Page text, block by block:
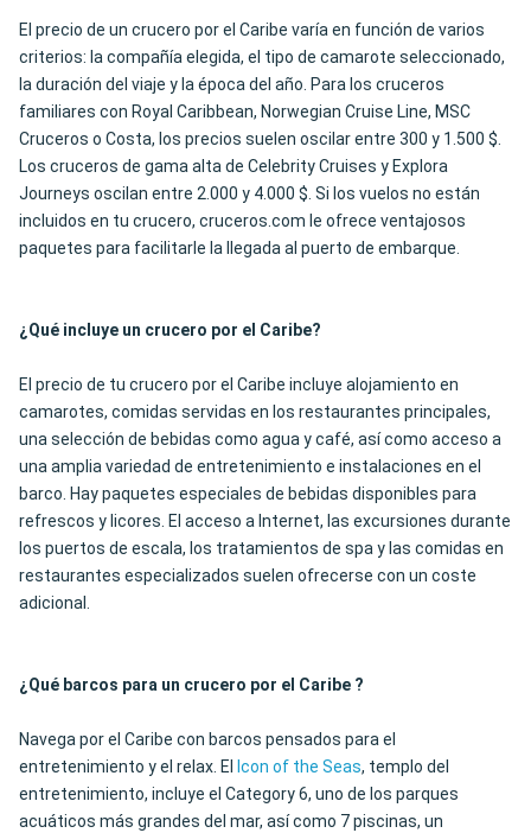
El precio de un crucero por el Caribe varía en función de varios
criterios: la compañía elegida, el tipo de camarote seleccionado,
la duración del viaje y la época del año. Para los cruceros
familiares con Royal Caribbean, Norwegian Cruise Line, MSC
Cruceros o Costa, los precios suelen oscilar entre 300 y 1.500 $.
Los cruceros de gama alta de Celebrity Cruises y Explora
Journeys oscilan entre 2.000 y 4.000 $. Si los vuelos no están
incluidos en tu crucero, cruceros.com le ofrece ventajosos
paquetes para facilitarle la llegada al puerto de embarque.
¿Qué incluye un crucero por el Caribe?
El precio de tu crucero por el Caribe incluye alojamiento en
camarotes, comidas servidas en los restaurantes principales,
una selección de bebidas como agua y café, así como acceso a
una amplia variedad de entretenimiento e instalaciones en el
barco. Hay paquetes especiales de bebidas disponibles para
refrescos y licores. El acceso a Internet, las excursiones durante
los puertos de escala, los tratamientos de spa y las comidas en
restaurantes especializados suelen ofrecerse con un coste
adicional.
¿Qué barcos para un crucero por el Caribe ?
Navega por el Caribe con barcos pensados para el
entretenimiento y el relax. El
Icon of the Seas, templo del
entretenimiento, incluye el Category 6, uno de los parques
acuáticos más grandes del mar, así como 7 piscinas, un